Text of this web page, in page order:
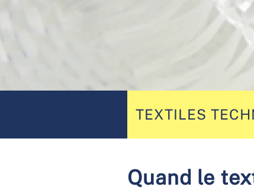
TEXTILES
Quand le